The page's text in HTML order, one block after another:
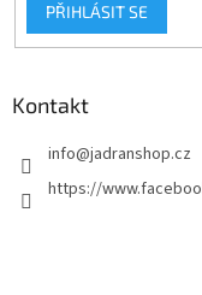
PŘIHLÁSIT SE
Kontakt
info@jadranshop.cz
https://